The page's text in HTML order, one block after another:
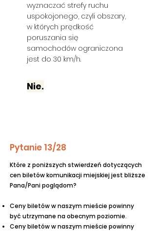
wyznaczać strefy ruchu
uspokojonego, czyli obszary,
w których prędkość
poruszania się
samochodów ograniczona
jest do 30 km/h.
Nie.
Pytanie 13/28
Które z poniższych stwierdzeń dotyczących
cen biletów komunikacji miejskiej jest bliższe
Pana/Pani poglądom?
Ceny biletów w naszym mieście powinny
być utrzymane na obecnym poziomie.
Ceny biletów w naszym mieście powinny